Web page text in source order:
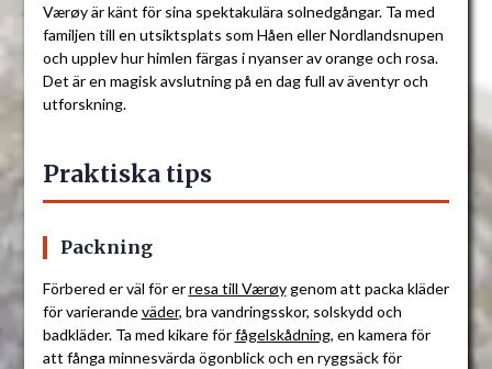
Værøy är känt för sina spektakulära solnedgångar. Ta med
familjen till en utsiktsplats som Håen eller Nordlandsnupen
och upplev hur himlen färgas i nyanser av orange och rosa.
Det är en magisk avslutning på en dag full av äventyr och
utforskning.
Praktiska tips
Packning
Förbered er väl för erresa till Værøygenom att packa kläder
för varierandeväder, bra vandringsskor, solskydd och
badkläder. Ta med kikare förfågelskådning, en kamera för
att fånga minnesvärda ögonblick och en ryggsäck för